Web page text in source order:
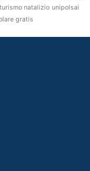
turismo natalizio unipolsai
gratis